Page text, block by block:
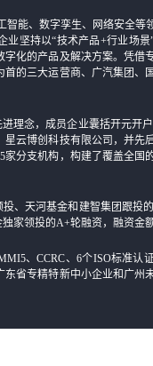
智能、数字孪生、网络安全等
坚持以“技术产品+行业场
化的产品及解决方案。凭借
的三大运营商、广汽集团、
理念，成员企业囊括开元开
云博创科技有限公司，并先
分支机构，构建了覆盖全国
、天河基金和建智集团跟投
家领投的A+轮融资，融资金
、CCRC、6个ISO标准认
省专精特新中小企业和广州